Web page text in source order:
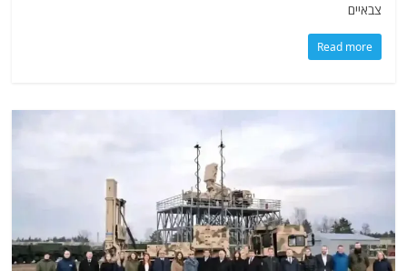
צבאיים
Read more